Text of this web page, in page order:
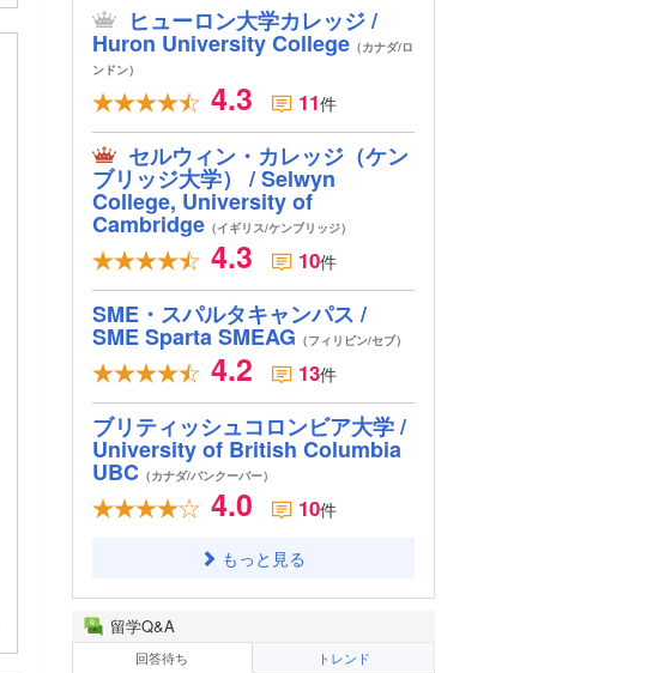
ヒューロン大学カレッジ /
Huron University College（カナダ/ロ
ンドン）
4.3 11件
セルウィン・カレッジ（ケン
ブリッジ大学） / Selwyn
College, University of
Cambridge（イギリス/ケンブリッジ）
4.3 10件
SME・スパルタキャンパス /
SME Sparta SMEAG （フィリピン/セブ）
4.2 13件
ブリティッシュコロンビア大学 /
University of British Columbia
UBC（カナダ/バンクーバー）
4.0 10件
もっと見る
留学Q&A
回答待ち トレンド